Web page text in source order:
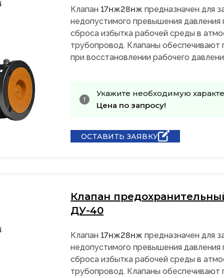
Клапан 17нж28нж предназначен для
недопустимого превышения давления
сброса избытка рабочей среды в
трубопровод. Клапаны
при восстановлении рабочего
Укажите необходимую
Цена по запросу!
ОСТАВИТЬ ЗАЯВКУ
Клапан
ДУ-40
Клапан 17нж28нж предназначен для
недопустимого превышения давления
сброса избытка рабочей среды в
трубопровод. Клапаны